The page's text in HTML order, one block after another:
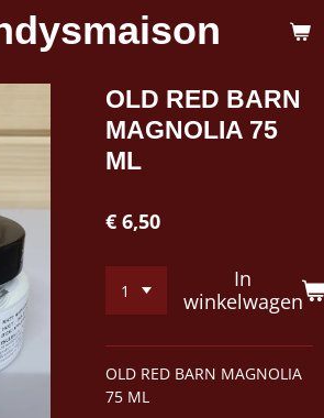
OLD RED BARN
MAGNOLIA 75
ML
€ 6,50
In
winkelwagen
OLD RED BARN MAGNOLIA
75 ML